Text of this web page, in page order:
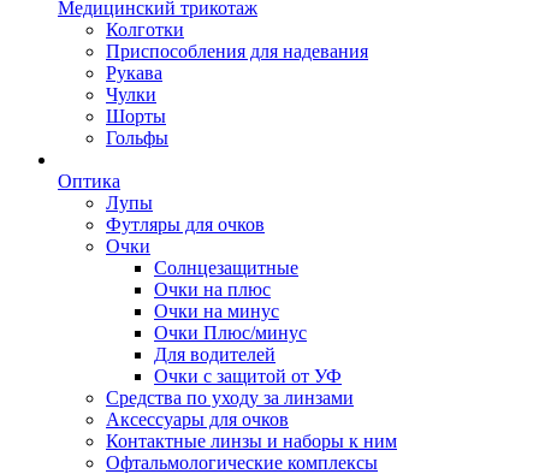
Медицинский трикотаж
Колготки
Приспособления для надевания
Рукава
Чулки
Шорты
Гольфы
Оптика
Лупы
Футляры для очков
Очки
Солнцезащитные
Очки на плюс
Очки на минус
Очки Плюс/минус
Для водителей
Очки с защитой от УФ
Средства по уходу за линзами
Аксессуары для очков
Контактные линзы и наборы к ним
Офтальмологические комплексы